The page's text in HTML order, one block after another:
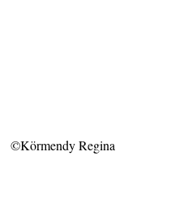
©Körmendy Regina